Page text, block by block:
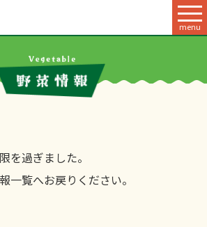
menu
を過ぎました。
一覧へお戻りください。